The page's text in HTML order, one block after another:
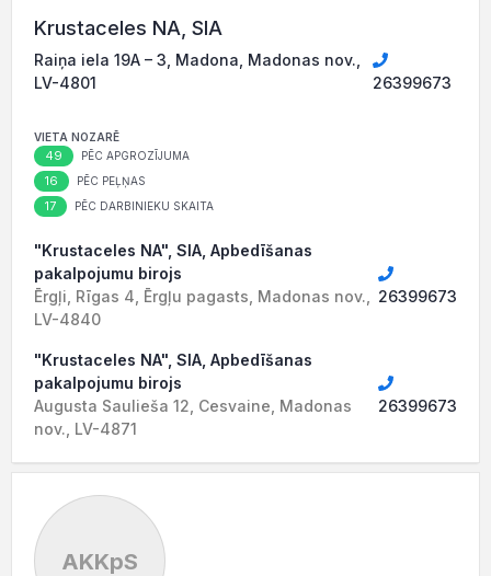
Krustaceles NA, SIA
Raiņa iela 19A – 3, Madona, Madonas nov.,
LV-4801
26399673
VIETA NOZARĒ
49 PĒC APGROZĪJUMA
16 PĒC PEĻŅAS
17 PĒC DARBINIEKU SKAITA
"Krustaceles NA", SIA, Apbedīšanas
pakalpojumu birojs
Ērgļi, Rīgas 4, Ērgļu pagasts, Madonas nov.,
LV-4840
26399673
"Krustaceles NA", SIA, Apbedīšanas
pakalpojumu birojs
Augusta Saulieša 12, Cesvaine, Madonas
nov., LV-4871
26399673
AKKpS